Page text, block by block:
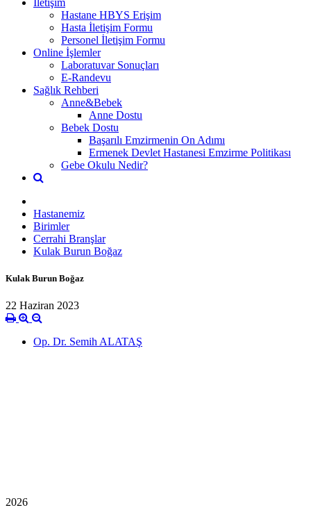
Hastane HBYS Erişim
Hasta İletişim Formu
Personel İletişim Formu
Online İşlemler
Laboratuvar Sonuçları
E-Randevu
Sağlık Rehberi
Anne&Bebek
Anne Dostu
Bebek Dostu
Başarılı Emzirmenin On Adımı
Ermenek Devlet Hastanesi Emzirme Politikası
Gebe Okulu Nedir?
Hastanemiz
Birimler
Cerrahi Branşlar
Kulak Burun Boğaz
Kulak Burun Boğaz
22 Haziran 2023
Op. Dr. Semih ALATAŞ
2026